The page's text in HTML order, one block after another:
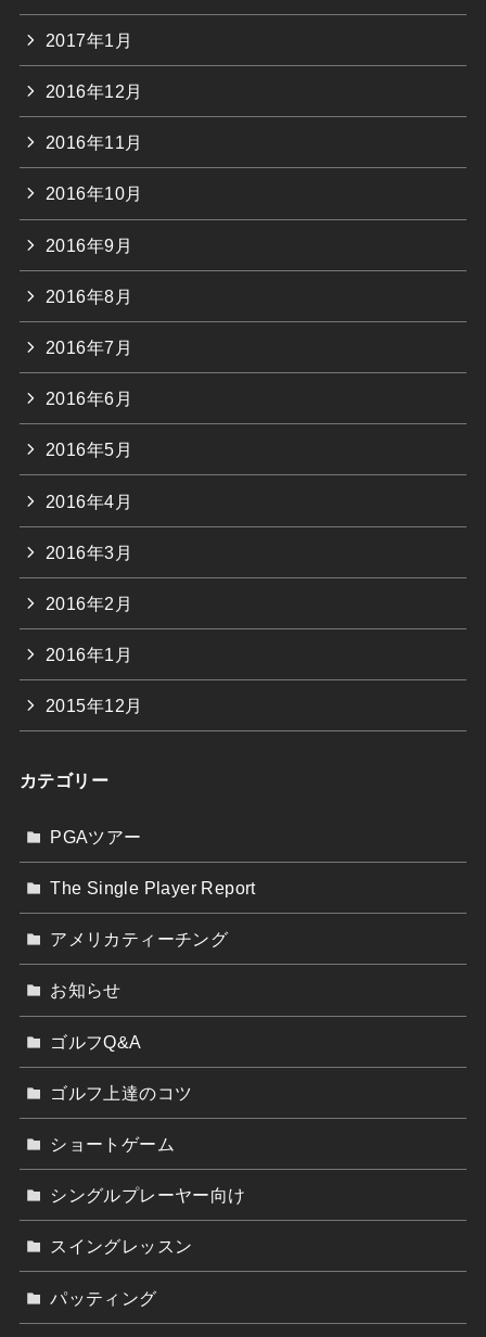
2017年1月
2016年12月
2016年11月
2016年10月
2016年9月
2016年8月
2016年7月
2016年6月
2016年5月
2016年4月
2016年3月
2016年2月
2016年1月
2015年12月
カテゴリー
PGAツアー
The Single Player Report
アメリカティーチング
お知らせ
ゴルフQ&A
ゴルフ上達のコツ
ショートゲーム
シングルプレーヤー向け
スイングレッスン
パッティング